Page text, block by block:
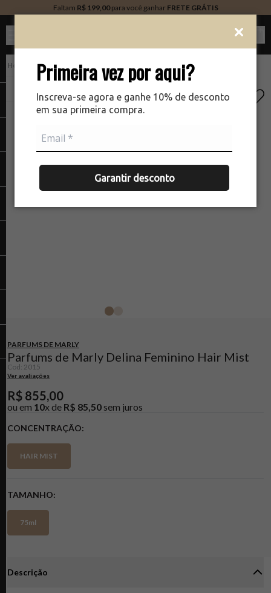
Primeira vez por aqui?
Inscreva-se agora e ganhe 10% de desconto
em sua primeira compra.
Garantir desconto
Faltam R$ 199,00para você ganhar FRETE GRÁTIS
PERFUMARIA
PARFUMS DE MARLY
Parfums de Marly Delina Feminino Hair Mist
Cod: 2015
Ver avaliações
R$ 855,00
ou em 10x de R$ 85,50 sem juros
CONCENTRAÇÃO
HAIR MIST
TAMANHO
75ml
Descrição